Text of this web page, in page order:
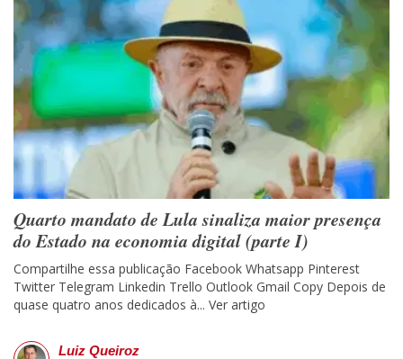
Quarto mandato de Lula sinaliza maior presença
do Estado na economia digital (parte I)
Compartilhe essa publicação Facebook Whatsapp Pinterest
Twitter Telegram Linkedin Trello Outlook Gmail Copy Depois de
quase quatro anos dedicados à... Ver artigo
Luiz Queiroz